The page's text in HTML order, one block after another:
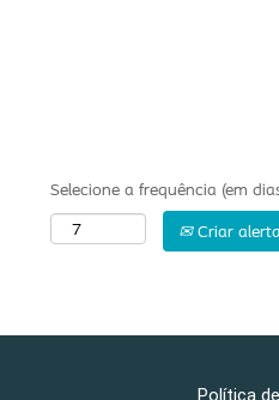
Selecione a frequência (em
Criar
Política